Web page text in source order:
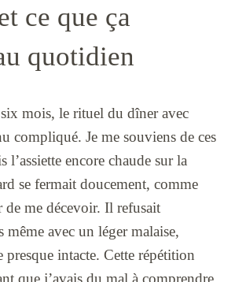
ce que ça
quotidien
mois, le rituel du dîner avec
compliqué. Je me souviens de ces
l’assiette encore chaude sur la
se fermait doucement, comme
de me décevoir. Il refusait
avec un léger malaise,
presque intacte. Cette répétition
que j’avais du mal à comprendre